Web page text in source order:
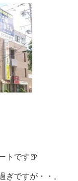
トです🍺
ぎですが・・。